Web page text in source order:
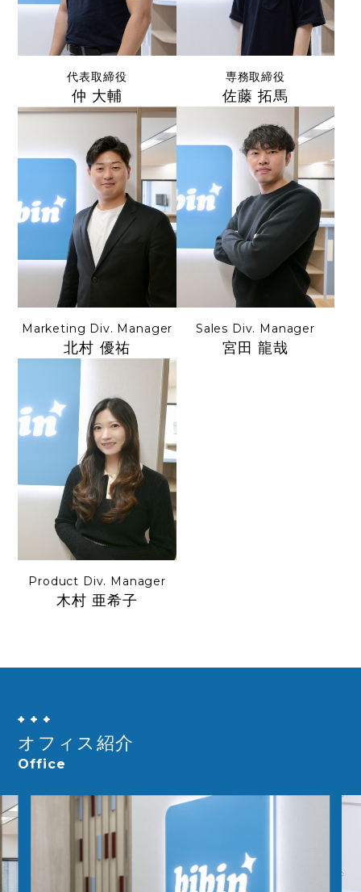
代表取締役
仲 大輔
専務取締役
佐藤 拓馬
Marketing Div. Manager
北村 優祐
Sales Div. Manager
宮田 龍哉
Product Div. Manager
木村 亜希子
オフィス紹介
Office